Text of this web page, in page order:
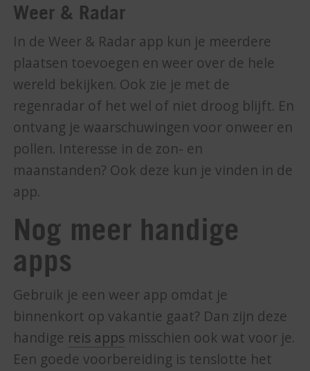
Weer & Radar
In de Weer & Radar app kun je meerdere
plaatsen toevoegen en weer over de hele
wereld bekijken. Ook zie je met de
regenradar of het wel of niet droog blijft. En
ontvang je waarschuwingen voor onweer en
pollen. Interesse in de zon- en
maanstanden? Ook deze kun je vinden in de
app.
Nog meer handige
apps
Gebruik je een weer app omdat je
binnenkort op vakantie gaat? Dan zijn deze
handige reis apps misschien ook wat voor je.
Een goede voorbereiding is tenslotte het